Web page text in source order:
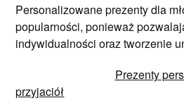
Personalizowane prezenty dla
popularności, ponieważ
indywidualności oraz tworzenie
Prezenty
przyjaciół